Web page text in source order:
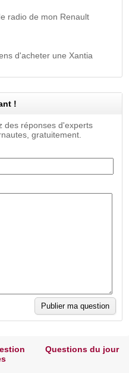
radio de mon Renault
d'acheter une Xantia
!
des réponses d'experts
gratuitement.
Questions du jour